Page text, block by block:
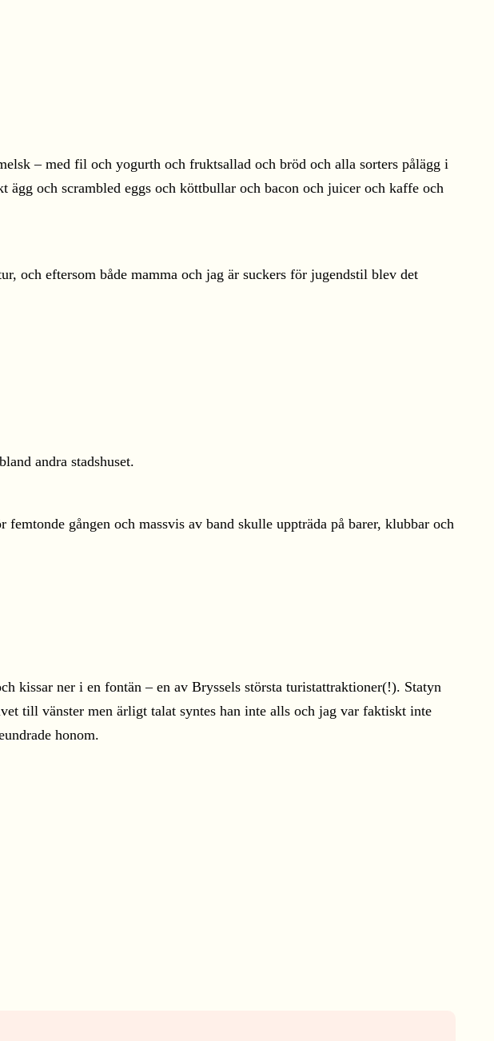
– med fil och yogurth och fruktsallad och bröd och alla sorters pålägg i
och scrambled eggs och köttbullar och bacon och juicer och kaffe och
och eftersom både mamma och jag är suckers för jugendstil blev det
andra stadshuset.
gången och massvis av band skulle uppträda på barer, klubbar och
kissar ner i en fontän – en av Bryssels största turistattraktioner(!). Statyn
till vänster men ärligt talat syntes han inte alls och jag var faktiskt inte
honom.